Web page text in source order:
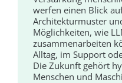
werfen einen Blick
Architekturmuster
Möglichkeiten, wie
zusammenarbeiten
Alltag, im Support
Die Zukunft gehört
Menschen und